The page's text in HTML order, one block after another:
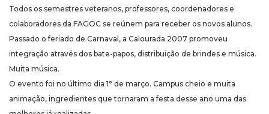
Todos os semestres veteranos, professores, coordenadores e
colaboradores da FAGOC se reúnem para receber os novos alunos.
Passado o feriado de Carnaval, a Calourada 2007 promoveu
integração através dos bate-papos, distribuição de brindes e música.
Muita música.
O evento foi no último dia 1° de março. Campus cheio e muita
animação, ingredientes que tornaram a festa desse ano uma das